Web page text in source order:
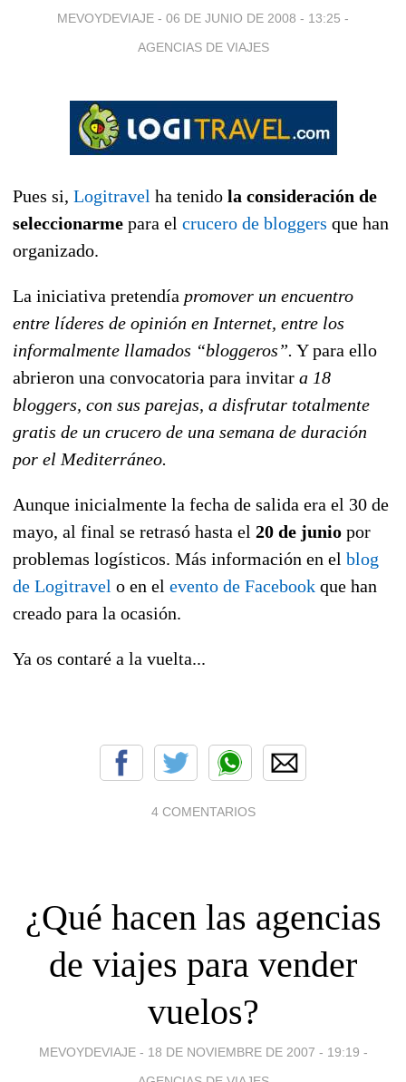
MEVOYDEVIAJE - 06 DE JUNIO DE 2008 - 13:25 -
AGENCIAS DE VIAJES
Pues si, Logitravel ha tenido la consideración de
seleccionarme para el crucero de bloggers que han
organizado.
La iniciativa pretendía promover un encuentro
entre líderes de opinión en Internet, entre los
informalmente llamados “bloggeros”. Y para ello
abrieron una convocatoria para invitar a 18
bloggers, con sus parejas, a disfrutar totalmente
gratis de un crucero de una semana de duración
por el Mediterráneo.
Aunque inicialmente la fecha de salida era el 30 de
mayo, al final se retrasó hasta el 20 de junio por
problemas logísticos. Más información en el blog
de Logitravel o en el evento de Facebook que han
creado para la ocasión.
Ya os contaré a la vuelta...
4 COMENTARIOS
¿Qué hacen las agencias
de viajes para vender
vuelos?
MEVOYDEVIAJE - 18 DE NOVIEMBRE DE 2007 - 19:19 -